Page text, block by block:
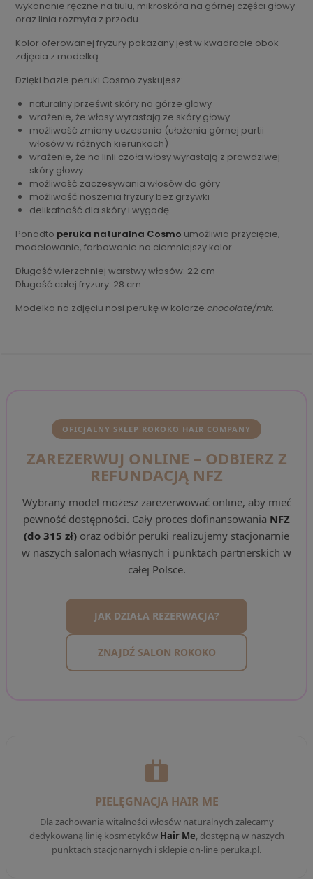
wykonanie ręczne na tiulu, mikroskóra na górnej części głowy
oraz linia rozmyta z przodu.
Kolor oferowanej fryzury pokazany jest w kwadracie obok
zdjęcia z modelką.
Dzięki bazie peruki Cosmo zyskujesz:
naturalny prześwit skóry na górze głowy
wrażenie, że włosy wyrastają ze skóry głowy
możliwość zmiany uczesania (ułożenia górnej partii
włosów w różnych kierunkach)
wrażenie, że na linii czoła włosy wyrastają z prawdziwej
skóry głowy
możliwość zaczesywania włosów do góry
możliwość noszenia fryzury bez grzywki
delikatność dla skóry i wygodę
Ponadto peruka naturalna Cosmo umożliwia przycięcie,
modelowanie, farbowanie na ciemniejszy kolor.
Długość wierzchniej warstwy włosów: 22 cm
Długość całej fryzury: 28 cm
Modelka na zdjęciu nosi perukę w kolorze chocolate/mix.
OFICJALNY SKLEP ROKOKO HAIR COMPANY
ZAREZERWUJ ONLINE – ODBIERZ Z
REFUNDACJĄ NFZ
Wybrany model możesz zarezerwować online, aby mieć
pewność dostępności. Cały proces dofinansowania NFZ
(do 315 zł) oraz odbiór peruki realizujemy stacjonarnie
w naszych salonach własnych i punktach partnerskich w
całej Polsce.
JAK DZIAŁA REZERWACJA?
ZNAJDŹ SALON ROKOKO
PIELĘGNACJA HAIR ME
Dla zachowania witalności włosów naturalnych zalecamy
dedykowaną linię kosmetyków Hair Me, dostępną w naszych
punktach stacjonarnych i sklepie on-line peruka.pl.